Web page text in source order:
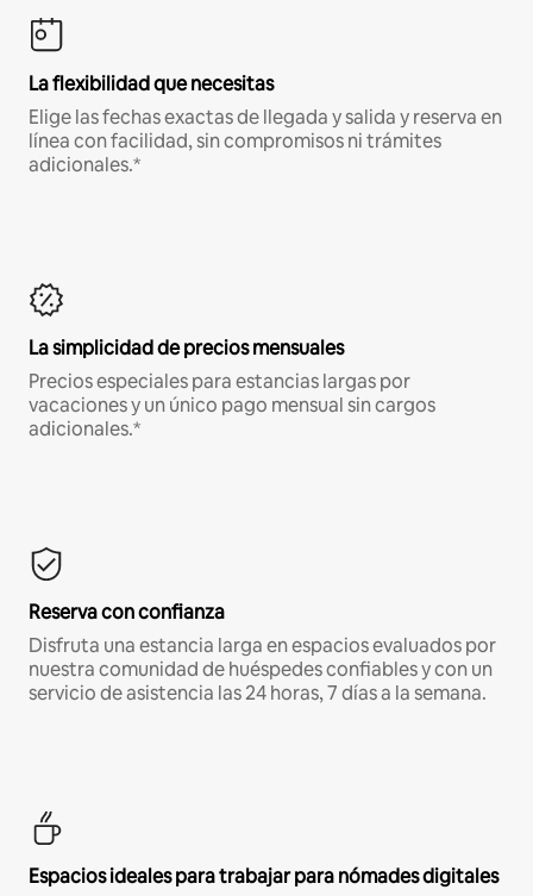
La flexibilidad que necesitas
Elige las fechas exactas de llegada y salida y reserva en
línea con facilidad, sin compromisos ni trámites
adicionales.*
La simplicidad de precios mensuales
Precios especiales para estancias largas por
vacaciones y un único pago mensual sin cargos
adicionales.*
Reserva con confianza
Disfruta una estancia larga en espacios evaluados por
nuestra comunidad de huéspedes confiables y con un
servicio de asistencia las 24 horas, 7 días a la semana.
Espacios ideales para trabajar para nómades digitales